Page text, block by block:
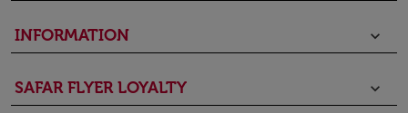
INFORMATION keyboard_arrow_down
SAFAR FLYER LOYALTY keyboard_arrow_down